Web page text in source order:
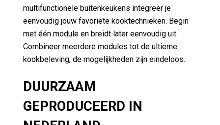
eenvoudig jouw favoriete kooktechnieken. Begin
met één module en breidt later eenvoudig uit.
Combineer meerdere modules tot de ultieme
kookbeleving, de mogelijkheden zijn eindeloos.
GEPRODUCEERD IN
NEDERLAND